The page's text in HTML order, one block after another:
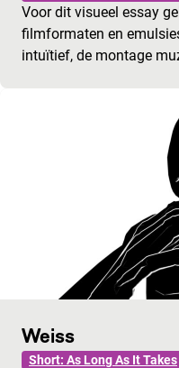
Voor dit visueel essay
filmformaten en
intuïtief, de montage
Weiss
Short: As Long As It Takes